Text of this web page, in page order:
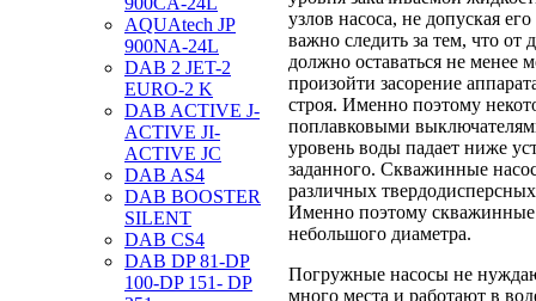
AQUAtech JP
900NA-24L
DAB 2 JET-2
EURO-2 K
DAB ACTIVE J-
ACTIVE JI-
ACTIVE JC
DAB AS4
DAB BOOSTER
SILENT
DAB CS4
DAB DP 81-DP
100-DP 151- DP
узлов насоса, не допуская
важно следить за тем, что от
должно оставаться не менее
произойти засорение
строя. Именно поэтому
поплавковыми
уровень воды падает ниже
заданного. Скважинные
различных
Именно поэтому
небольшого диаметра.
Погружные насосы не
много места и работают в